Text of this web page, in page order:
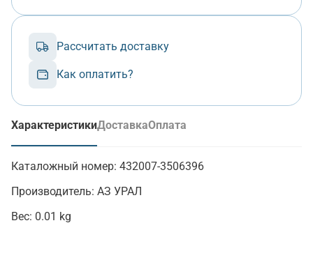
Рассчитать доставку
Как оплатить?
Характеристики
(активная вкладка)
ДоставкаОплата
Каталожный номер: 432007-3506396
Производитель: АЗ УРАЛ
Вес: 0.01 kg